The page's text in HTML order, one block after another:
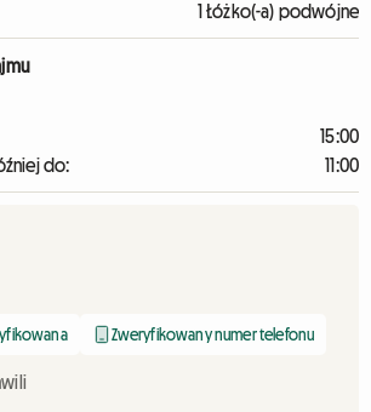
1 Łóżko(-a) podwójne
15:00
do:
11:00
Zweryfikowany numer telefonu